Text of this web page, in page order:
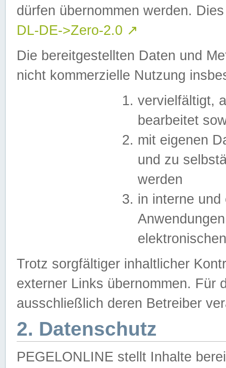
dürfen übernommen werden.
DL-DE->Zero-2.0 ↗
Die bereitgestellten Daten und
nicht kommerzielle Nutzung
vervielfältigt,
bearbeitet
mit eigenen
und zu
werden
in interne
Trotz sorgfältiger inhaltlicher
externer Links übernommen. Für
ausschließlich deren Betreiber
2. Datenschutz
PEGELONLINE stellt Inhalte